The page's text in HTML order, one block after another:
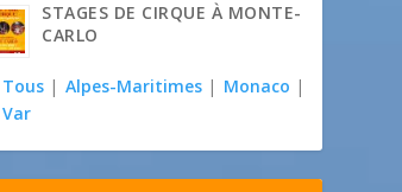
STAGES DE CIRQUE À MONTE-
CARLO
Tous | Alpes-Maritimes | Monaco |
Var